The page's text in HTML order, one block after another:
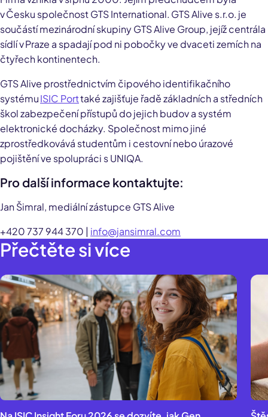
v Česku společnost GTS International. GTS Alive s.r.o. je
součástí mezinárodní skupiny GTS Alive Group, jejíž centrála
sídlí v Praze a spadají pod ni pobočky ve dvaceti zemích na
čtyřech kontinentech.
GTS Alive prostřednictvím čipového identifikačního
systémuISIC Porttaké zajišťuje řadě základních a středních
škol zabezpečení přístupů do jejich budov a systém
elektronické docházky. Společnost mimo jiné
zprostředkovává studentům i cestovní nebo úrazové
pojištění ve spolupráci s UNIQA.
Pro další informace kontaktujte:
Jan Šimral, mediální zástupce GTS Alive
+420 737 944 370 | info@jansimral.com
Přečtěte si více